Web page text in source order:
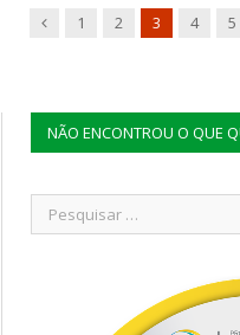
Previous
1 2 3 4 5
NÃO ENCONTROU O QUE